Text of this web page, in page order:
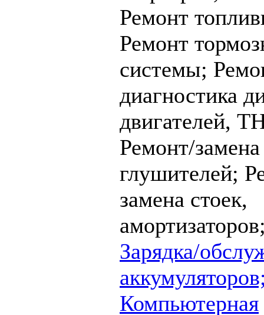
Ремонт
Ремонт
системы;
диагностика
двигателей,
Ремонт/замена
глушителей;
замена стоек,
Зарядка/
Компьютерная